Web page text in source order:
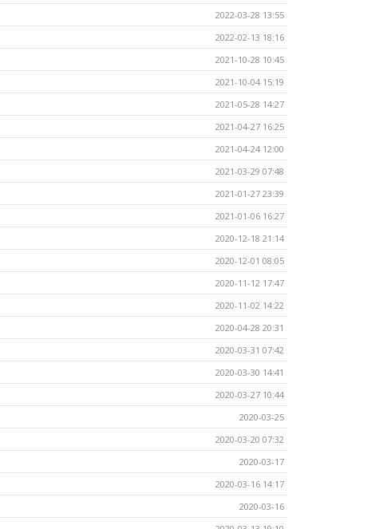
2022-03-28 13:55
2022-02-13 18:16
2021-10-28 10:45
2021-10-04 15:19
2021-05-28 14:27
2021-04-27 16:25
2021-04-24 12:00
2021-03-29 07:48
2021-01-27 23:39
2021-01-06 16:27
2020-12-18 21:14
2020-12-01 08:05
2020-11-12 17:47
2020-11-02 14:22
2020-04-28 20:31
2020-03-31 07:42
2020-03-30 14:41
2020-03-27 10:44
2020-03-25
2020-03-20 07:32
2020-03-17
2020-03-16 14:17
2020-03-16